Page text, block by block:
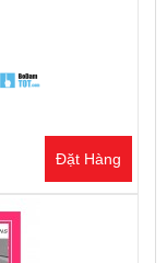
Đặt Hàng